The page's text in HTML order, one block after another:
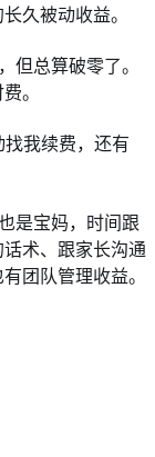
久被动收益。
但总算破零了。
。
我续费，还有
是宝妈，时间跟
术、跟家长沟通
团队管理收益。